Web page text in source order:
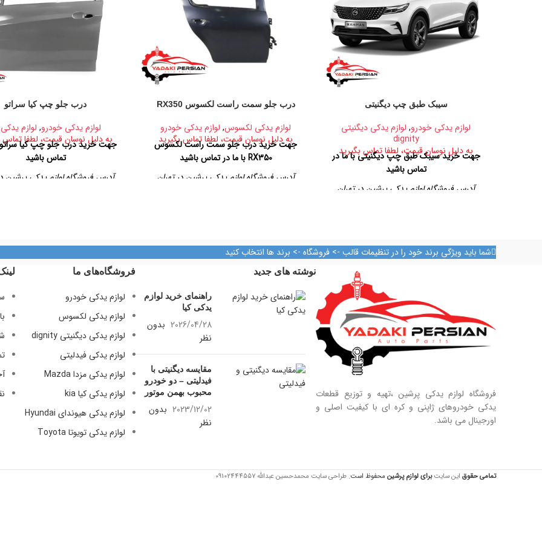
سیبک طبق چپ دیگنیتی
لوازم یدکی خودرو, لوازم یدکی دیگنیتی
dignity
به دلیل نوسان قیمت، لطفا تماس بگیرید
جهت خرید سیبک طبق چپ دیگنیتی با ما در
تماس باشید
آدرس فروشگاه لوازم یدکی پرشین در تهران
09128884461
09124847876
درب جلو سمت راست لکسوس RX350
لوازم یدکی لکسوس, لوازم یدکی خودرو
به دلیل نوسان قیمت، لطفا تماس بگیرید
جهت خرید درب جلو سمت راست لکسوس
RX350 با ما در تماس باشید
آدرس فروشگاه لوازم یدکی پرشین در تهران
09128884461
درب جلو چپ کیا سراتو
لوازم یدکی خودرو, لوازم
به دلیل نوسان قیمت، لطفا تماس
جهت خرید درب جلو چپ کیا سراتو
تماس باشید
آدرس فروشگاه لوازم یدکی پرشین
09128884461
شما باید ویژگی برند خود را در تنظیمات قالب -> فروشگاه -> برند ها انتخاب کنید
فروشگاه لوازم یدکی پرشین ،تهیه و توزیع قطعات
یدکی خودروهای ژاپنی و کره ای با کیفیت اصلی و
اورجینال می باشد.
نوشته های جدید
راهنمای خرید لوازم
یدکی کیا
2026/04/28 بدون
نظر
مقایسه دیگنیتی با
فیدلیتی – دو خودرو
محبوب بهمن موتور
2023/12/02 بدون
نظر
فروشگاه‌های ما
لوازم یدکی خودرو
لوازم یدکی لکسوس
لوازم یدکی دیگنیتی dignity
لوازم یدکی فیدلیتی
لوازم یدکی مزدا Mazda
لوازم یدکی کیا kia
لوازم یدکی هیوندای Hyundai
لوازم یدکی تویوتا Toyota
تمامی حقوق این سایتبرای لوازمپرشین محفوظ است. طراحی سایت محمدحسین عبدالله 09102444557